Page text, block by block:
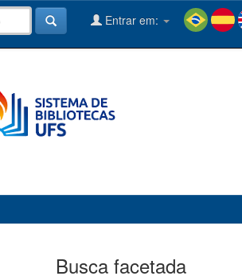
Entrar em:
Busca facetada